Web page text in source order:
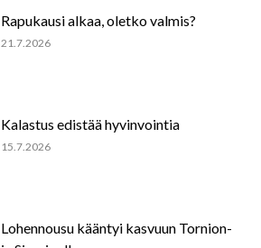
Rapukausi alkaa, oletko valmis?
21.7.2026
Kalastus edistää hyvinvointia
15.7.2026
Lohennousu kääntyi kasvuun Tornion-